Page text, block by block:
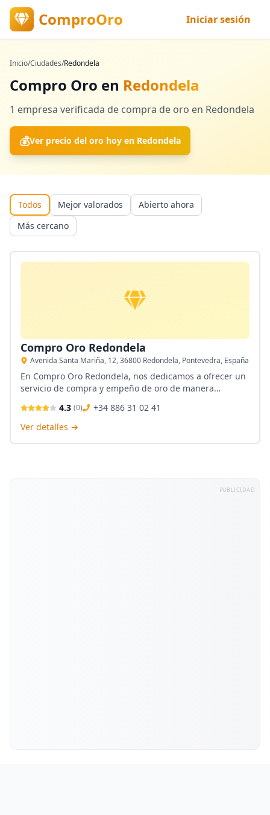
ComproOro Iniciar sesión
Inicio/Ciudades/Redondela
Compro Oro en Redondela
1 empresa verificada de compra de oro en Redondela
💰Ver precio del oro hoy en Redondela
Todos Mejor valorados
Abierto ahora
Más cercano
Compro Oro Redondela
Avenida Santa Mariña, 12, 36800 Redondela, Pontevedra, España
En Compro Oro Redondela, nos dedicamos a ofrecer un
servicio de compra y empeño de oro de manera
Redondela, en Avenida Santa Mariña, 12, nos
comprometemos a brindar valor justo y atención
4.3 (0)
+34 886 31 02 41
Ver detalles →
PUBLICIDAD